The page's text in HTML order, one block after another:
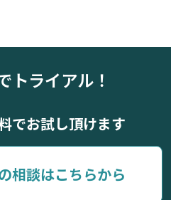
トライアル！
でお試し頂けます
相談はこちらから